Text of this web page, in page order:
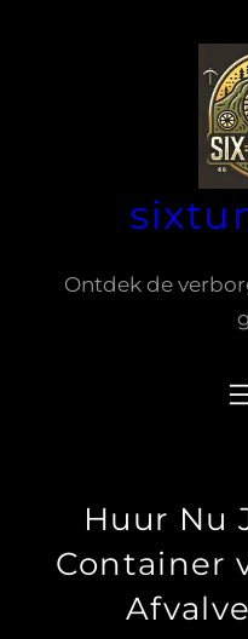
Ontdek de
Huur Nu
Container